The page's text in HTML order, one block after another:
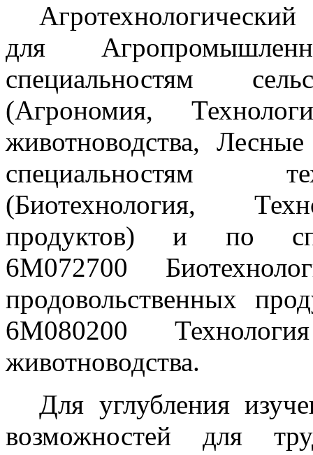
Агротехнологический
для
специальностям
(Агрономия,
животноводства,
специальностям
(Биотехнология,
продуктов) и по
6М072700
продовольственных
6М080200
животноводства.
Для углубления
возможностей для